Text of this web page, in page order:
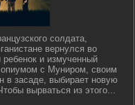
солдата,
вернулся во
и измученный
опиумом с Муниром, своим
в засаде, выбирает новую
вырваться из этого...